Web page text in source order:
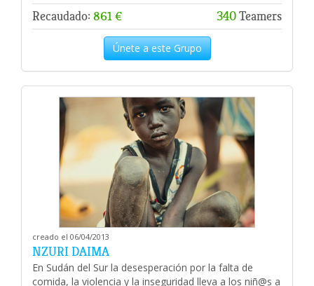
Recaudado: 861 € 340Teamers
Únete a este Grupo
creado el 06/04/2013
NZURI DAIMA
En Sudán del Sur la desesperación por la falta de
comida, la violencia y la inseguridad lleva a los niñ@s a